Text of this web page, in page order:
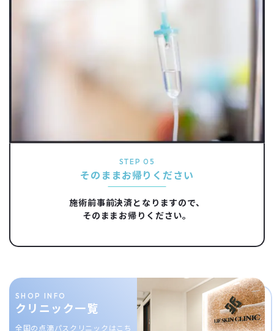
STEP 05
そのままお帰りください
施術前事前決済となりますので、
そのままお帰りください。
SHOP INFO
クリニック一覧
全国の点滴パスクリニックはこち